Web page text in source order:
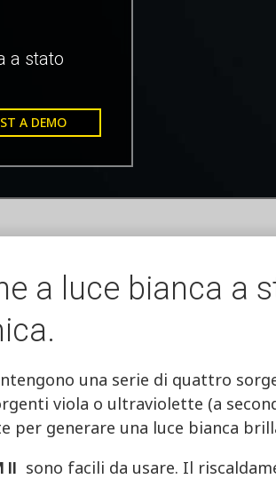
a stato
A DEMO
a luce bianca a
una serie di quattro
viola o ultraviolette (a
per generare una luce bianca
II sono facili da usare. Il